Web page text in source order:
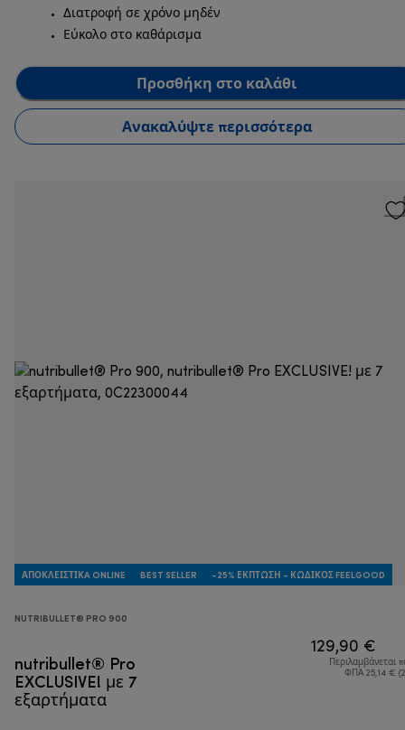
Διατροφή σε χρόνο μηδέν
Εύκολο στο καθάρισμα
Προσθήκη στο καλάθι
Ανακαλύψτε περισσότερα
ΑΠΟΚΛΕΙΣΤΙΚA ONLINE BEST SELLER -25% ΈΚΠΤΩΣΗ - ΚΩΔΙΚΌΣ FEELGOOD
NUTRIBULLET® PRO 900
nutribullet® Pro
EXCLUSIVE! με 7
εξαρτήματα
129,90 €
Περιλαμβάνεται
ΦΠΑ 25,14 €